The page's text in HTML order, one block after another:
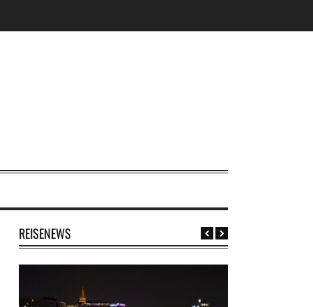
REISENEWS